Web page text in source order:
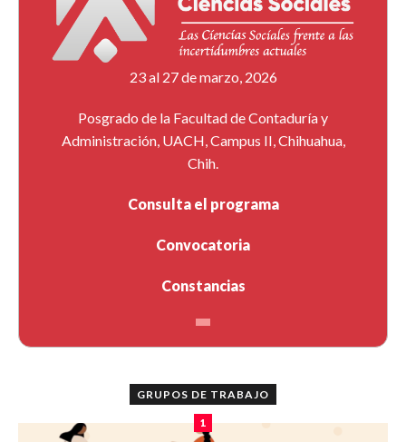
23 al 27 de marzo, 2026
Posgrado de la Facultad de Contaduría y
Administración, UACH, Campus II, Chihuahua,
Chih.
Consulta el programa
Convocatoria
Constancias
GRUPOS DE TRABAJO
1